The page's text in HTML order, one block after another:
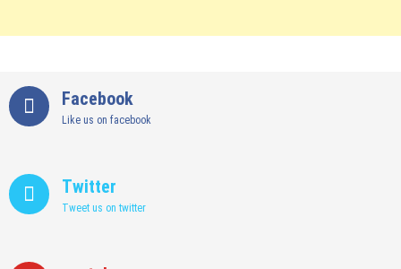
Facebook
Like us on facebook
Twitter
Tweet us on twitter